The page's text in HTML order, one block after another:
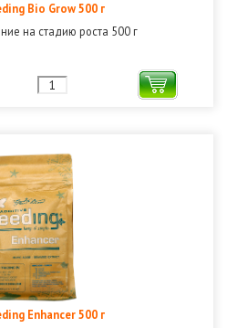
Bio Grow 500 г
на стадию роста 500 г
Enhancer 500 г